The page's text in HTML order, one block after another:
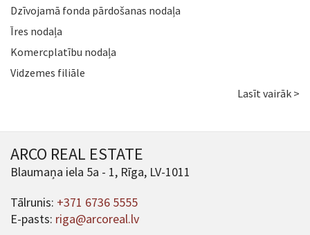
Dzīvojamā fonda pārdošanas nodaļa
Īres nodaļa
Komercplatību nodaļa
Vidzemes filiāle
Lasīt vairāk >
ARCO REAL ESTATE
Blaumaņa iela 5a - 1, Rīga, LV-1011
Tālrunis: +371 6736 5555
E-pasts: riga@arcoreal.lv